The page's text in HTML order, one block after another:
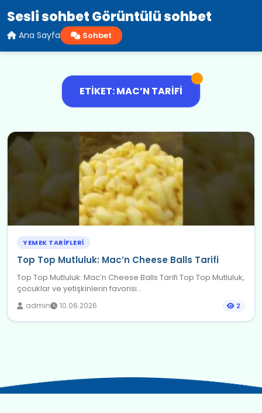
Sesli sohbet Görüntülü sohbet
Ana Sayfa Sohbet
ETIKET: MAC’N TARIFI
YEMEK TARIFLERI
Top Top Mutluluk: Mac’n Cheese Balls Tarifi
Top Top Mutluluk: Mac’n Cheese Balls Tarifi Top Top Mutluluk,
çocuklar ve yetişkinlerin favorisi...
admin 10.06.2026 2